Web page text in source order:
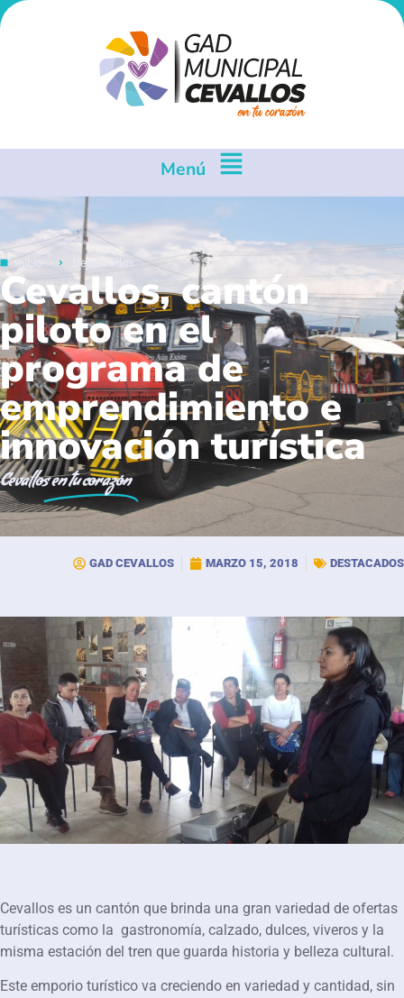
Menú
Inicio Destacados
Cevallos, cantón
piloto en el
programa de
emprendimiento e
innovación turística
Cevallosen tu corazón
GAD CEVALLOS MARZO 15, 2018 DESTACADOS
Cevallos es un cantón que brinda una gran variedad de ofertas
turísticas como la gastronomía, calzado, dulces, viveros y la
misma estación del tren que guarda historia y belleza cultural.
Este emporio turístico va creciendo en variedad y cantidad, sin